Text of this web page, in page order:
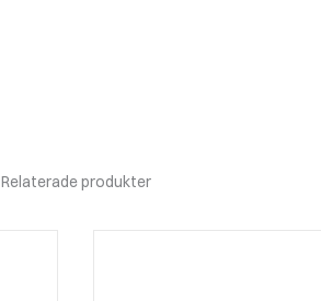
Relaterade produkter